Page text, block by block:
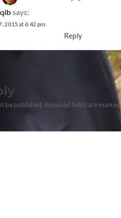
says:
2015 at 6:42 pm
Reply
be published. Required fields are